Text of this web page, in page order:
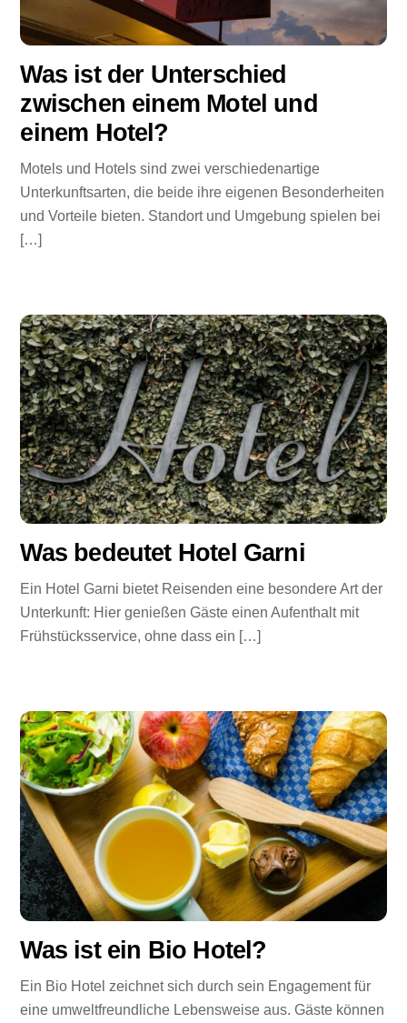
Was ist der Unterschied
zwischen einem Motel und
einem Hotel?
Motels und Hotels sind zwei verschiedenartige
Unterkunftsarten, die beide ihre eigenen Besonderheiten
und Vorteile bieten. Standort und Umgebung spielen bei
[…]
Was bedeutet Hotel Garni
Ein Hotel Garni bietet Reisenden eine besondere Art der
Unterkunft: Hier genießen Gäste einen Aufenthalt mit
Frühstücksservice, ohne dass ein […]
Was ist ein Bio Hotel?
Ein Bio Hotel zeichnet sich durch sein Engagement für
eine umweltfreundliche Lebensweise aus. Gäste können